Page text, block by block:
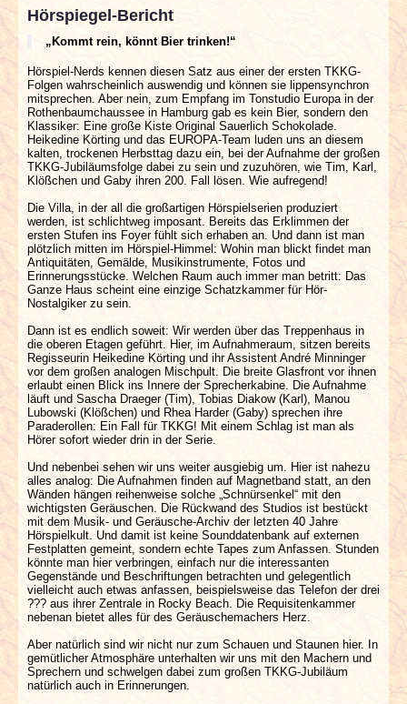
Hörspiegel-Bericht
„Kommt rein, könnt Bier trinken!“
Hörspiel-Nerds kennen diesen Satz aus einer der ersten TKKG-
Folgen wahrscheinlich auswendig und können sie lippensynchron
mitsprechen. Aber nein, zum Empfang im Tonstudio Europa in der
Rothenbaumchaussee in Hamburg gab es kein Bier, sondern den
Klassiker: Eine große Kiste Original Sauerlich Schokolade.
Heikedine Körting und das EUROPA-Team luden uns an diesem
kalten, trockenen Herbsttag dazu ein, bei der Aufnahme der großen
TKKG-Jubiläumsfolge dabei zu sein und zuzuhören, wie Tim, Karl,
Klößchen und Gaby ihren 200. Fall lösen. Wie aufregend!
Die Villa, in der all die großartigen Hörspielserien produziert
werden, ist schlichtweg imposant. Bereits das Erklimmen der
ersten Stufen ins Foyer fühlt sich erhaben an. Und dann ist man
plötzlich mitten im Hörspiel-Himmel: Wohin man blickt findet man
Antiquitäten, Gemälde, Musikinstrumente, Fotos und
Erinnerungsstücke. Welchen Raum auch immer man betritt: Das
Ganze Haus scheint eine einzige Schatzkammer für Hör-
Nostalgiker zu sein.
Dann ist es endlich soweit: Wir werden über das Treppenhaus in
die oberen Etagen geführt. Hier, im Aufnahmeraum, sitzen bereits
Regisseurin Heikedine Körting und ihr Assistent André Minninger
vor dem großen analogen Mischpult. Die breite Glasfront vor ihnen
erlaubt einen Blick ins Innere der Sprecherkabine. Die Aufnahme
läuft und Sascha Draeger (Tim), Tobias Diakow (Karl), Manou
Lubowski (Klößchen) und Rhea Harder (Gaby) sprechen ihre
Paraderollen: Ein Fall für TKKG! Mit einem Schlag ist man als
Hörer sofort wieder drin in der Serie.
Und nebenbei sehen wir uns weiter ausgiebig um. Hier ist nahezu
alles analog: Die Aufnahmen finden auf Magnetband statt, an den
Wänden hängen reihenweise solche „Schnürsenkel“ mit den
wichtigsten Geräuschen. Die Rückwand des Studios ist bestückt
mit dem Musik- und Geräusche-Archiv der letzten 40 Jahre
Hörspielkult. Und damit ist keine Sounddatenbank auf externen
Festplatten gemeint, sondern echte Tapes zum Anfassen. Stunden
könnte man hier verbringen, einfach nur die interessanten
Gegenstände und Beschriftungen betrachten und gelegentlich
vielleicht auch etwas anfassen, beispielsweise das Telefon der drei
??? aus ihrer Zentrale in Rocky Beach. Die Requisitenkammer
nebenan bietet alles für des Geräuschemachers Herz.
Aber natürlich sind wir nicht nur zum Schauen und Staunen hier. In
gemütlicher Atmosphäre unterhalten wir uns mit den Machern und
Sprechern und schwelgen dabei zum großen TKKG-Jubiläum
natürlich auch in Erinnerungen.